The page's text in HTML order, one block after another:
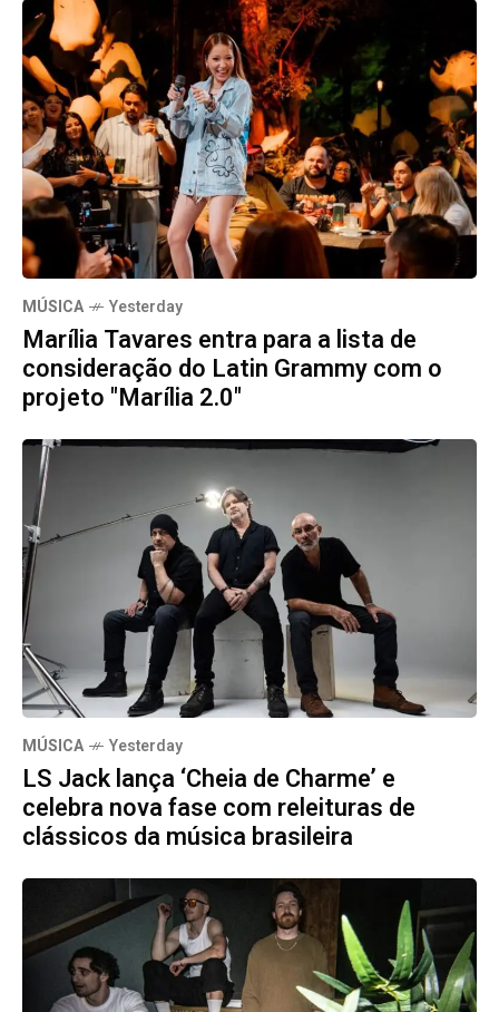
MÚSICA Yesterday
Marília Tavares entra para a lista de
consideração do Latin Grammy com o
projeto "Marília 2.0"
MÚSICA Yesterday
LS Jack lança ‘Cheia de Charme’ e
celebra nova fase com releituras de
clássicos da música brasileira